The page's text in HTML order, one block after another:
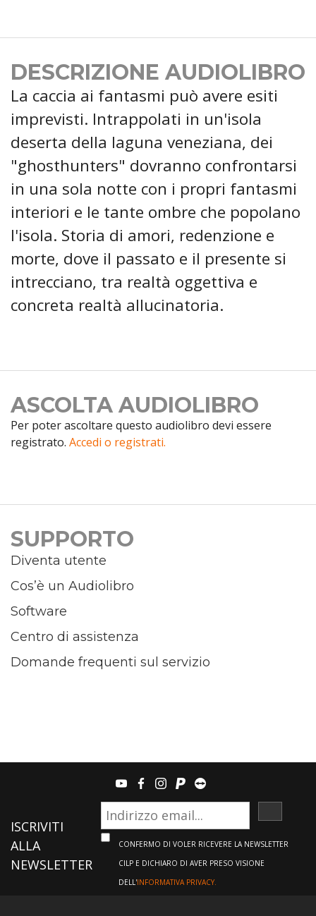
DESCRIZIONE AUDIOLIBRO
La caccia ai fantasmi può avere esiti
imprevisti. Intrappolati in un'isola
deserta della laguna veneziana, dei
"ghosthunters" dovranno confrontarsi
in una sola notte con i propri fantasmi
interiori e le tante ombre che popolano
l'isola. Storia di amori, redenzione e
morte, dove il passato e il presente si
intrecciano, tra realtà oggettiva e
concreta realtà allucinatoria.
ASCOLTA AUDIOLIBRO
Per poter ascoltare questo audiolibro devi essere
registrato. Accedi o registrati.
SUPPORTO
Diventa utente
Cos’è un Audiolibro
Software
Centro di assistenza
Domande frequenti sul servizio
youtubefacebook
instagram
paypalteamviewer
ISCRIVITI
ALLA
NEWSLETTER
CONFERMO DI VOLER RICEVERE LA NEWSLETTER
CILP E DICHIARO DI AVER PRESO VISIONE
DELL'INFORMATIVA PRIVACY.